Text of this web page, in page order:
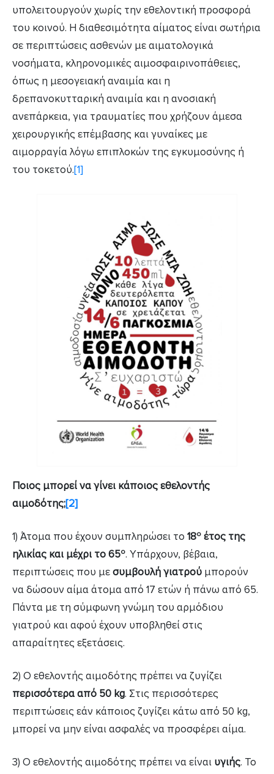
υπολειτουργούν χωρίς την εθελοντική προσφορά
του κοινού. Η διαθεσιμότητα αίματος είναι σωτήρια
σε περιπτώσεις ασθενών με αιματολογικά
νοσήματα, κληρονομικές αιμοσφαιρινοπάθειες,
όπως η μεσογειακή αναιμία και η
δρεπανοκυτταρική αναιμία και η ανοσιακή
ανεπάρκεια, για τραυματίες που χρήζουν άμεσα
χειρουργικής επέμβασης και γυναίκες με
αιμορραγία λόγω επιπλοκών της εγκυμοσύνης ή
του τοκετού.[1]
Ποιος μπορεί να γίνει κάποιος εθελοντής
αιμοδότης;[2]
1) Άτομα που έχουν συμπληρώσει το 18ο έτος της
ηλικίας και μέχρι το 65ο. Υπάρχουν, βέβαια,
περιπτώσεις που μεσυμβουλή γιατρού μπορούν
να δώσουν αίμα άτομα από 17 ετών ή πάνω από 65.
Πάντα με τη σύμφωνη γνώμη του αρμόδιου
γιατρού και αφού έχουν υποβληθεί στις
απαραίτητες εξετάσεις.
2) Ο εθελοντής αιμοδότης πρέπει να ζυγίζει
περισσότερα από 50 kg. Στις περισσότερες
περιπτώσεις εάν κάποιος ζυγίζει κάτω από 50 kg,
μπορεί να μην είναι ασφαλές να προσφέρει αίμα.
3) Ο εθελοντής αιμοδότης πρέπει να είναι υγιής. Το